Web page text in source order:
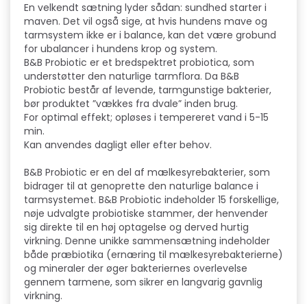
En velkendt sætning lyder sådan: sundhed starter i
maven. Det vil også sige, at hvis hundens mave og
tarmsystem ikke er i balance, kan det være grobund
for ubalancer i hundens krop og system.
B&B Probiotic er et bredspektret probiotica, som
understøtter den naturlige tarmflora. Da B&B
Probiotic består af levende, tarmgunstige bakterier,
bør produktet ”vækkes fra dvale” inden brug.
For optimal effekt; opløses i tempereret vand i 5-15
min.
Kan anvendes dagligt eller efter behov.
B&B Probiotic er en del af mælkesyrebakterier, som
bidrager til at genoprette den naturlige balance i
tarmsystemet. B&B Probiotic indeholder 15 forskellige,
nøje udvalgte probiotiske stammer, der henvender
sig direkte til en høj optagelse og derved hurtig
virkning. Denne unikke sammensætning indeholder
både præbiotika (ernæring til mælkesyrebakterierne)
og mineraler der øger bakteriernes overlevelse
gennem tarmene, som sikrer en langvarig gavnlig
virkning.